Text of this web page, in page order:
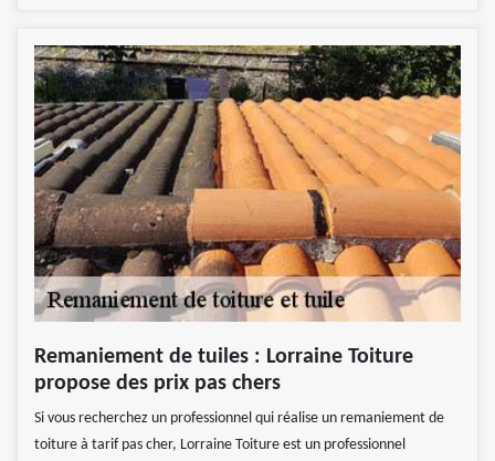
Remaniement de tuiles : Lorraine Toiture
propose des prix pas chers
Si vous recherchez un professionnel qui réalise un remaniement de
toiture à tarif pas cher, Lorraine Toiture est un professionnel